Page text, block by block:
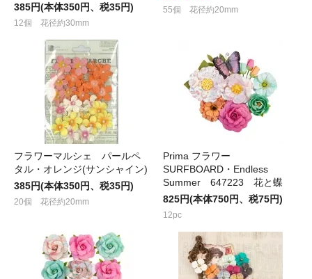
385円(本体350円、税35円)
12個 花径約30mm
55個 花径約20mm
フラワーマルシェ パールペ
タル・オレンジ(サンシャイン)
385円(本体350円、税35円)
20個 花径約20mm
Prima フラワー
SURFBOARD・Endless
Summer 647223 花と蝶
825円(本体750円、税75円)
12pc